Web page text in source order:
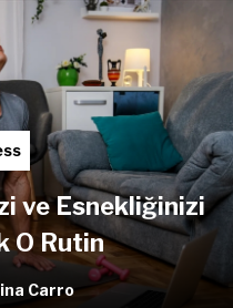
ve Esnekliğinizi
O Rutin
Carro